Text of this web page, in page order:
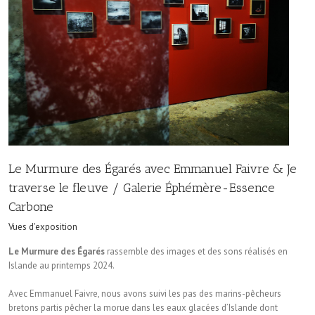
Le Murmure des Égarés avec Emmanuel Faivre & Je
traverse le fleuve / Galerie Éphémère-Essence
Carbone
Vues d'exposition
Le Murmure des Égarés rassemble des images et des sons réalisés en
Islande au printemps 2024.
Avec Emmanuel Faivre, nous avons suivi les pas des marins-pêcheurs
bretons partis pêcher la morue dans les eaux glacées d’Islande dont